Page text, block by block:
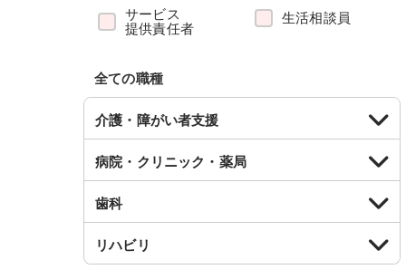
サービス
提供責任者
生活相談員
全ての職種
介護・障がい者支援
病院・クリニック・薬局
歯科
リハビリ